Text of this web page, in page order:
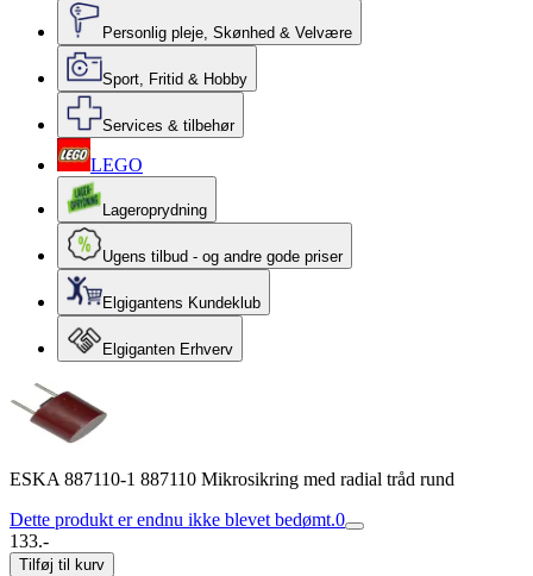
Personlig pleje, Skønhed & Velvære
Sport, Fritid & Hobby
Services & tilbehør
LEGO
Lageroprydning
Ugens tilbud - og andre gode priser
Elgigantens Kundeklub
Elgiganten Erhverv
ESKA 887110-1 887110 Mikrosikring med radial tråd rund
Dette produkt er endnu ikke blevet bedømt.0
133.-
Tilføj til kurv